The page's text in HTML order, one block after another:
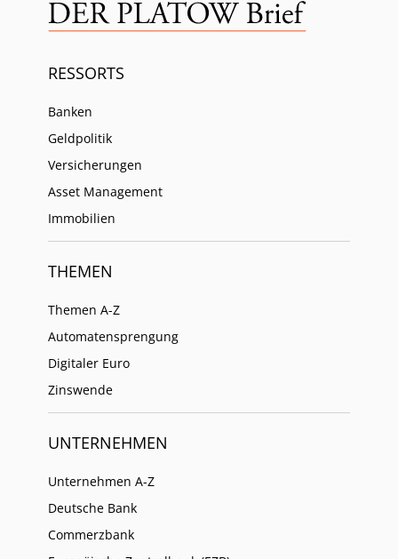
RESSORTS
Banken
Geldpolitik
Versicherungen
Asset Management
Immobilien
THEMEN
Themen A-Z
Automatensprengung
Digitaler Euro
Zinswende
UNTERNEHMEN
Unternehmen A-Z
Deutsche Bank
Commerzbank